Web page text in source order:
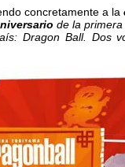
concretamente a la
de la
Dragon Ball. Dos